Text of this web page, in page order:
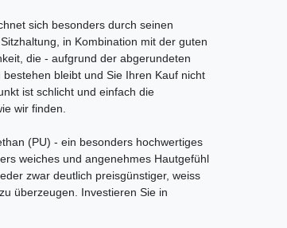
sich besonders durch seinen
in Kombination mit der guten
die - aufgrund der abgerundeten
bleibt und Sie Ihren Kauf nicht
ist schlicht und einfach die
wir finden.
(PU) - ein besonders hochwertiges
weiches und angenehmes Hautgefühl
zwar deutlich preisgünstiger, weiss
überzeugen. Investieren Sie in